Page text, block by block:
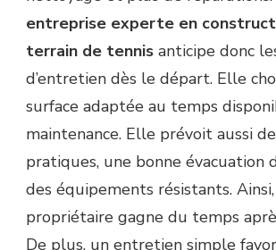
entreprise experte en
terrain de tennis anticipe donc
d’entretien dès le départ. Elle
surface adaptée au temps
maintenance. Elle prévoit aussi
pratiques, une bonne évacuation
des équipements résistants.
propriétaire gagne du temps
De plus, un entretien simple